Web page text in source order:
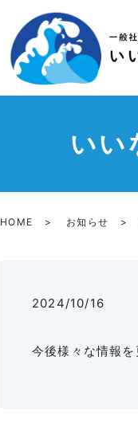
いい
HOME お知らせ
2024/10/16
今後様々な情報を